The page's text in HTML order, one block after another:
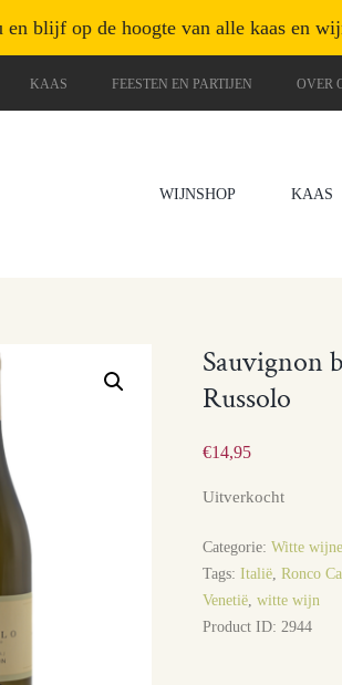
KAAS FEESTEN EN PARTIJEN OVER
WIJNSHOP KAAS
Sauvignon
Russolo
€14,95
Uitverkocht
Categorie:Witte
Tags:Italië ,Ronco
Venetië ,witte wijn
Product ID: 2944
en blijf op de hoogte van alle kaas en